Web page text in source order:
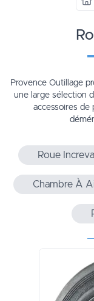
Provence Outillage
une large sélection
accessoires de
Roue
Chambre À